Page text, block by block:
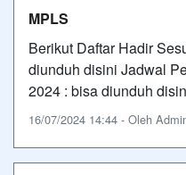
MPLS
Berikut Daftar Hadir
diunduh disini Jadwal
2024 : bisa diunduh
16/07/2024 14:44 - Oleh